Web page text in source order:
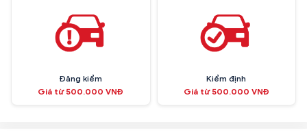
Đăng kiểm
Giá từ 500.000 VNĐ
Kiểm định
Giá từ 500.000 VNĐ